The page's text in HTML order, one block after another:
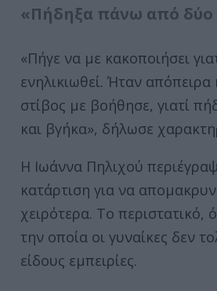
«Πήδηξα πάνω από δύο
«Πήγε να με κακοποιήσει
ενηλικιωθεί. Ήταν
στίβος με βοήθησε, γιατί
και βγήκα», δήλωσε
Η Ιωάννα Πηλιχού
κατάρτιση για να
χειρότερα. Το περιστατικό,
την οποία οι γυναίκες δεν
είδους εμπειρίες.